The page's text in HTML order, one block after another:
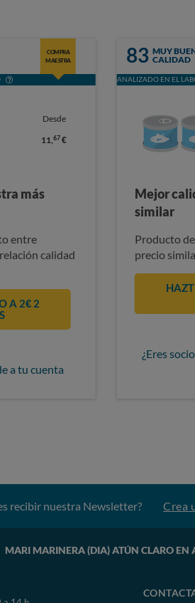
COMPRA
MAESTRA
Desde
11,67 €
más
entre
calidad
A 2€ 2
a tu cuenta
83 MUY
CALIDAD
ANALIZADO EN EL
Mejor
similar
Producto
precio
¿Eres
recibir nuestra Newsletter? Crea
MARI MARINERA (DIA) ATÚN CLARO EN